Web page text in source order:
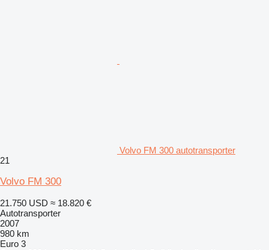
Volvo FM 300 autotransporter
21
Volvo FM 300
21.750 USD ≈ 18.820 €
Autotransporter
2007
980 km
Euro 3